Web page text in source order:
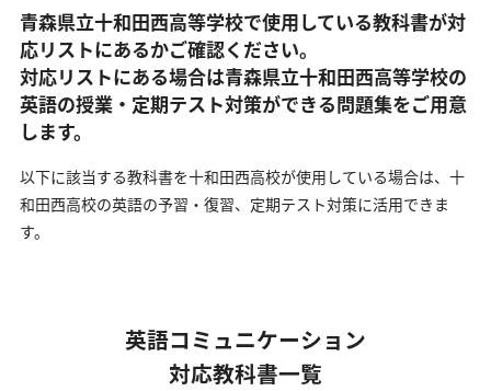
青森県立十和田西高等学校で使用している教科書が対
応リストにあるかご確認ください。
対応リストにある場合は青森県立十和田西高等学校の
英語の授業・定期テスト対策ができる問題集をご用意
します。
以下に該当する教科書を十和田西高校が使用している場合は、 十
和田西高校の英語の予習・復習、定期テスト対策に活用できま
す。
英語コミュニケーション
対応教科書一覧